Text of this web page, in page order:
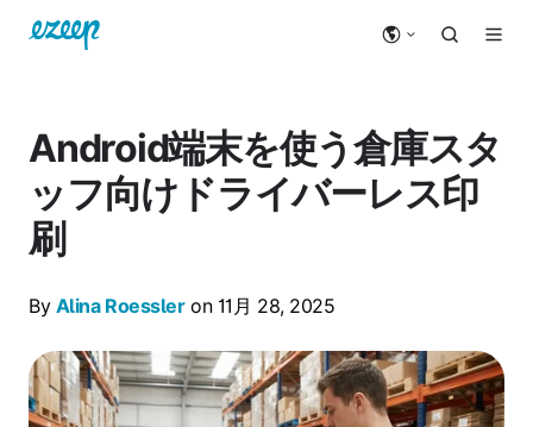
Android端末を使う倉庫スタ
ッフ向けドライバーレス印
刷
By Alina Roessleron 11月 28, 2025